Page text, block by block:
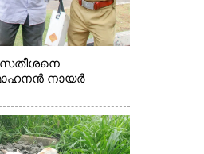
നായർ